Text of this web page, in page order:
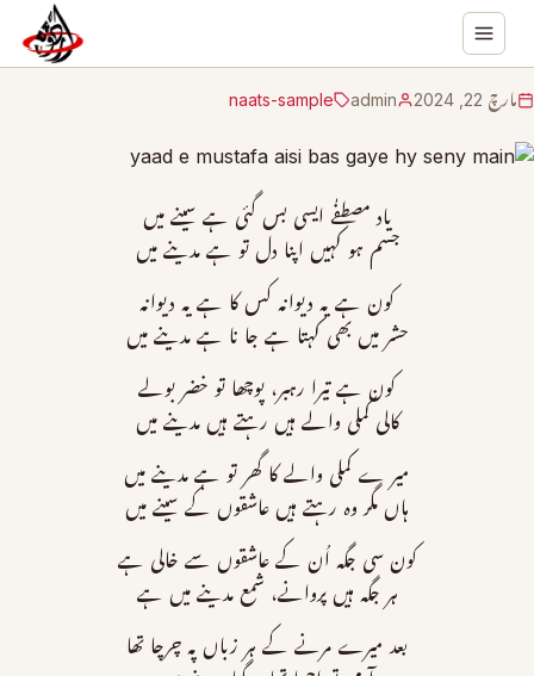
مارچ 22, 2024 admin
naats-sample
یاد مصطفٰے ایسی بس گئی ہے سینے میں
جسم ہو کہیں اپنا دل تو ہے مدینے میں
کون ہے یہ دیوانہ کس کا ہے یہ دیوانہ
حشر میں بھی کہتا ہے جا نا ہے مدینے میں
کون ہے تیرا رہبر، پوچھا تو خضر بولے
کالی کملی والے ہیں رہتے ہیں مدینے میں
میر ے کملی والے کا گھر تو ہے مدینے میں
ہاں مگر وہ رہتے ہیں عاشقوں کے سینے میں
کون سی جگہ اُن کے عاشقوں سے خالی ہے
ہر جگہ ہیں پروانے، شمع مدینے میں ہے
بعد میرے مرنے کے ہر زباں پہ چرچا تھا